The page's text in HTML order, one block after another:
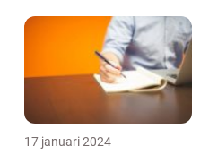
17 januari 2024